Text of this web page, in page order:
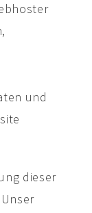
und
dieser